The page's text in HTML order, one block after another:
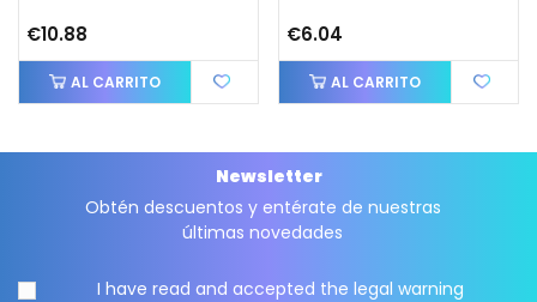
€10.88
AL CARRITO
€6.04
AL CARRITO
Newsletter
Obtén descuentos y entérate de nuestras
últimas novedades
I have read and accepted the legal warning